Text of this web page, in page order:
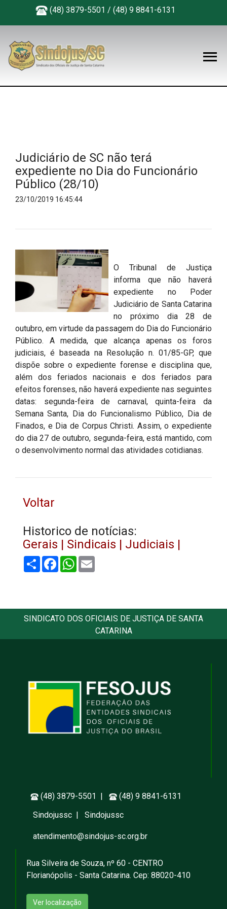
(48) 3879-5501 / (48) 9 8841-6131
Judiciário de SC não terá
expediente no Dia do Funcionário
Público (28/10)
23/10/2019 16:45:44
O Tribunal de Justiça
informa que não haverá
expediente no Poder
Judiciário de Santa Catarina
no próximo dia 28 de
outubro, em virtude da passagem do Dia do Funcionário
Público. A medida, que alcança apenas os foros
judiciais, é baseada na Resolução n. 01/85-GP, que
dispõe sobre o expediente forense e disciplina que,
além dos feriados nacionais e dos feriados para
efeitos forenses, não haverá expediente nas seguintes
datas: segunda-feira de carnaval, quinta-feira da
Semana Santa, Dia do Funcionalismo Público, Dia de
Finados, e Dia de Corpus Christi. Assim, o expediente
do dia 27 de outubro, segunda-feira, está mantido, com
o desenvolvimento normal das atividades cotidianas.
Voltar
Historico de notícias:
Gerais | Sindicais | Judiciais |
Share FacebookWhatsApp
SINDICATO DOS OFICIAIS DE JUSTIÇA DE SANTA
CATARINA
(48) 3879-5501 |
(48) 9 8841-6131
Sindojussc
Sindojussc
atendimento@sindojus-sc.org.br
Rua Silveira de Souza, nº 60 - CENTRO
Florianópolis - Santa Catarina. Cep: 88020-410
Ver localização